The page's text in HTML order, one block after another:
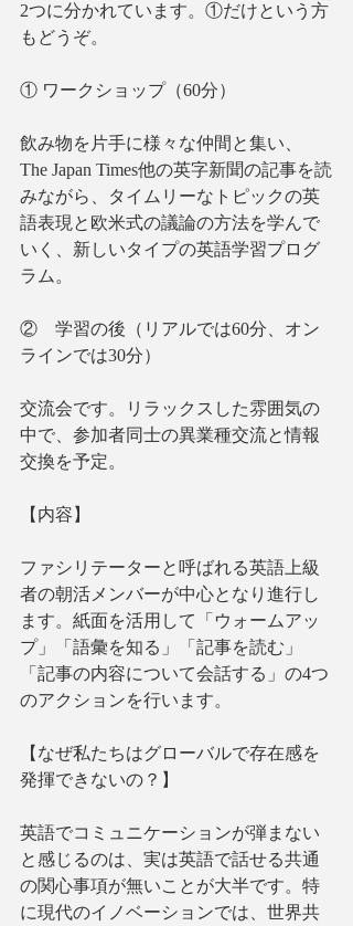
2つに分かれています。①だけという方
もどうぞ。
① ワークショップ（60分）
飲み物を片手に様々な仲間と集い、
The Japan Times他の英字新聞の記事を読
みながら、タイムリーなトピックの英
語表現と欧米式の議論の方法を学んで
いく、新しいタイプの英語学習プログ
ラム。
②　学習の後（リアルでは60分、オン
ラインでは30分）
交流会です。リラックスした雰囲気の
中で、参加者同士の異業種交流と情報
交換を予定。
【内容】
ファシリテーターと呼ばれる英語上級
者の朝活メンバーが中心となり進行し
ます。紙面を活用して「ウォームアッ
プ」「語彙を知る」「記事を読む」
「記事の内容について会話する」の4つ
のアクションを行います。
【なぜ私たちはグローバルで存在感を
発揮できないの？】
英語でコミュニケーションが弾まない
と感じるのは、実は英語で話せる共通
の関心事項が無いことが大半です。特
に現代のイノベーションでは、世界共